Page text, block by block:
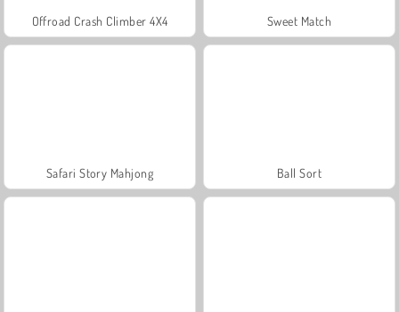
Offroad Crash Climber 4X4 Sweet Match
Safari Story Mahjong Ball Sort